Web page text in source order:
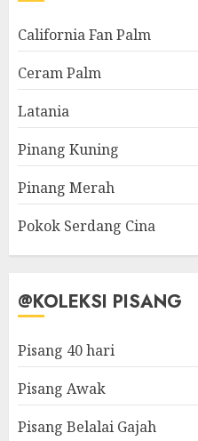
California Fan Palm
Ceram Palm
Latania
Pinang Kuning
Pinang Merah
Pokok Serdang Cina
@KOLEKSI PISANG
Pisang 40 hari
Pisang Awak
Pisang Belalai Gajah